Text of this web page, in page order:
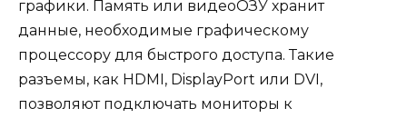
графики. Память или видеоОЗУ хранит
данные, необходимые графическому
процессору для быстрого доступа. Такие
разъемы, как HDMI, DisplayPort или DVI,
позволяют подключать мониторы к